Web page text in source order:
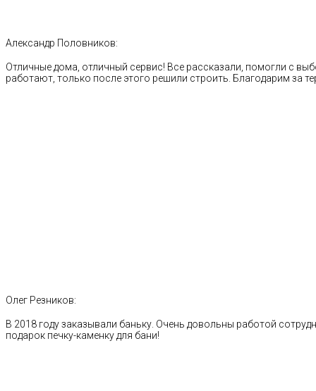
Александр Половников:
Отличные дома, отличный сервис! Все рассказали, помогли с
работают, только после этого решили строить. Благодарим за
Олег Резников:
В 2018 году заказывали баньку. Очень довольны работой
подарок печку-каменку для бани!